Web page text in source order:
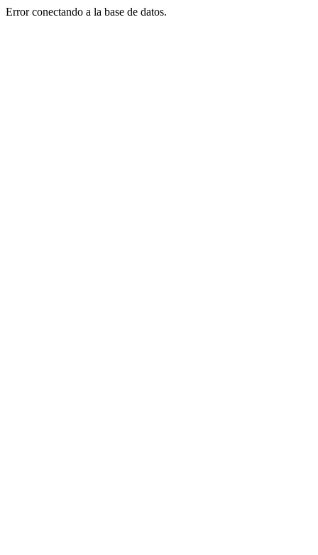
Error conectando a la base de datos.